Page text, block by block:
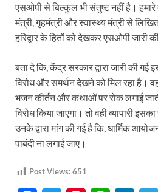
एसओपी से बिल्कुल भी संतुष्ट नहीं है। हमारे
मंत्री, गृहमंत्री और स्वास्थ्य मंत्री से
हरिद्वार के हितों को देखकर एसओपी जारी
बता दे कि, केंद्र सरकार द्वारा जारी की
विरोध और समर्थन देखने को मिल रहा है।
भजन कीर्तन और कथाओं पर रोक लगाई
विरोध किया जाएगा। तो वही व्यापारी
उनके द्वारा मांग की गई है कि, धार्मिक
पाबंदी ना लगाई जाए।
Post Views:651